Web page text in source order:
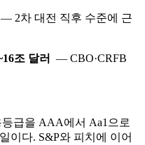
— 2차 대전 직후 수준에 근
조 달러
— CBO·CRFB
급을 AAA에서 Aa1으로
이다. S&P와 피치에 이어